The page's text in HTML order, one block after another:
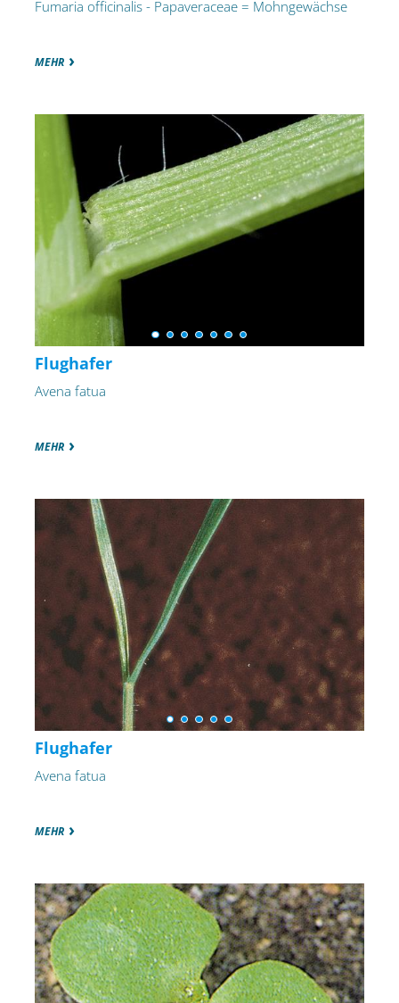
Fumaria officinalis - Papaveraceae = Mohngewächse
MEHR
Flughafer
Avena fatua
MEHR
Flughafer
Avena fatua
MEHR